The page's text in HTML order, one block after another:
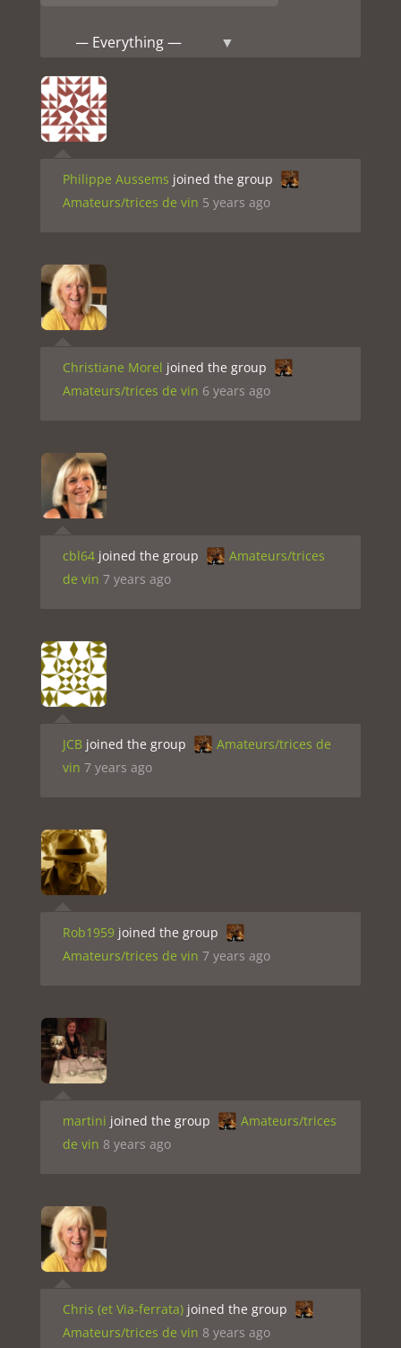
Philippe Aussems joined the group
Amateurs/trices de vin 5 years ago
Christiane Morel joined the group
Amateurs/trices de vin 6 years ago
cbl64joined the group
Amateurs/trices
de vin 7 years ago
JCB joined the group
Amateurs/trices de
vin 7 years ago
Rob1959joined the group
Amateurs/trices de vin 7 years ago
martini joined the group
Amateurs/trices
de vin 8 years ago
Chris (et Via-ferrata)joined the group
Amateurs/trices de vin 8 years ago